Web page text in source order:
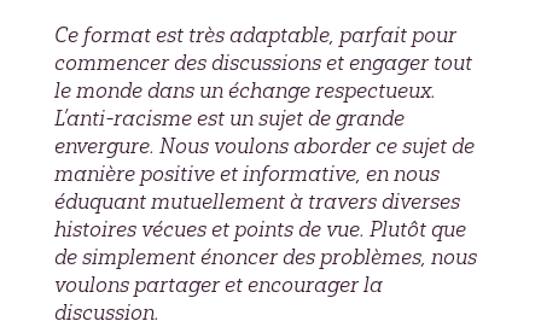
Ce format est très adaptable, parfait pour
commencer des discussions et engager tout
le monde dans un échange respectueux.
L’anti-racisme est un sujet de grande
envergure. Nous voulons aborder ce sujet de
manière positive et informative, en nous
éduquant mutuellement à travers diverses
histoires vécues et points de vue. Plutôt que
de simplement énoncer des problèmes, nous
voulons partager et encourager la
discussion.